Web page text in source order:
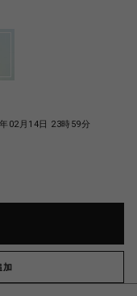
02月14日 23時59分
加